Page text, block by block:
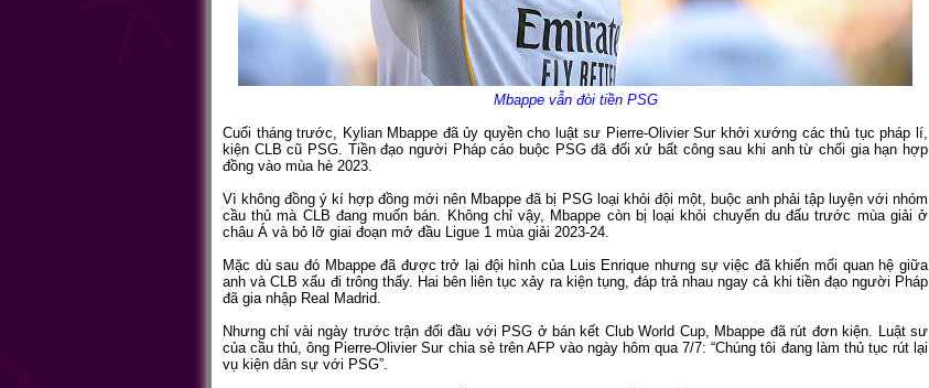
Mbappe vẫn đòi tiền PSG
Cuối tháng trước, Kylian Mbappe đã ủy quyền cho luật sư Pierre-Olivier Sur khởi xướng các thủ tục pháp lí,
kiện CLB cũ PSG. Tiền đạo người Pháp cáo buộc PSG đã đối xử bất công sau khi anh từ chối gia hạn hợp
đồng vào mùa hè 2023.
Vì không đồng ý kí hợp đồng mới nên Mbappe đã bị PSG loại khỏi đội một, buộc anh phải tập luyện với nhóm
cầu thủ mà CLB đang muốn bán. Không chỉ vậy, Mbappe còn bị loại khỏi chuyến du đấu trước mùa giải ở
châu Á và bỏ lỡ giai đoạn mở đầu Ligue 1 mùa giải 2023-24.
Mặc dù sau đó Mbappe đã được trở lại đội hình của Luis Enrique nhưng sự việc đã khiến mối quan hệ giữa
anh và CLB xấu đi trông thấy. Hai bên liên tục xảy ra kiện tụng, đáp trả nhau ngay cả khi tiền đạo người Pháp
đã gia nhập Real Madrid.
Nhưng chỉ vài ngày trước trận đối đầu với PSG ở bán kết Club World Cup, Mbappe đã rút đơn kiện. Luật sư
của cầu thủ, ông Pierre-Olivier Sur chia sẻ trên AFP vào ngày hôm qua 7/7: “Chúng tôi đang làm thủ tục rút lại
vụ kiện dân sự với PSG”.